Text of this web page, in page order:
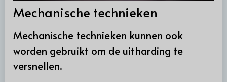
Mechanische technieken
Mechanische technieken kunnen ook
worden gebruikt om de uitharding te
versnellen.